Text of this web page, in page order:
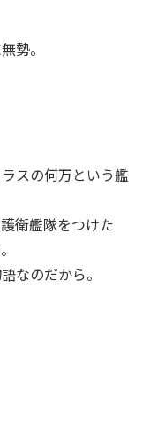
勢。
スの何万という艦
衛艦隊をつけた
なのだから。